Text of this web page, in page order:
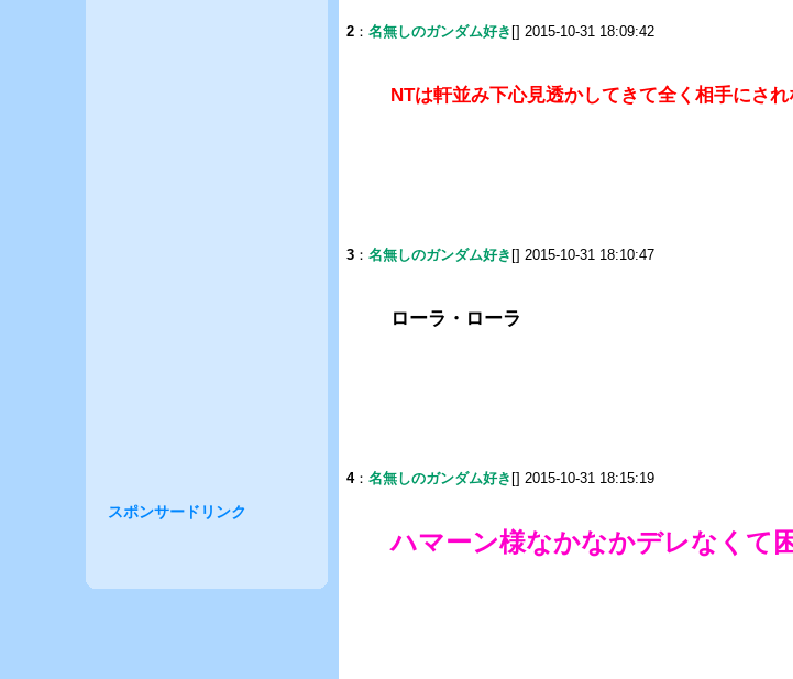
2 ： 名無しのガンダム好き [] 2015-10-31 18:09:42
NTは軒並み下心見透かしてきて全く相手にされ
3 ： 名無しのガンダム好き [] 2015-10-31 18:10:47
ローラ・ローラ
4： 名無しのガンダム好き [] 2015-10-31 18:15:19
ハマーン様なかなかデレなくて
スポンサードリンク